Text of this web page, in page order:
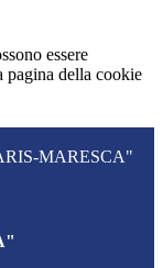
essere
pagina della cookie
MARESCA"